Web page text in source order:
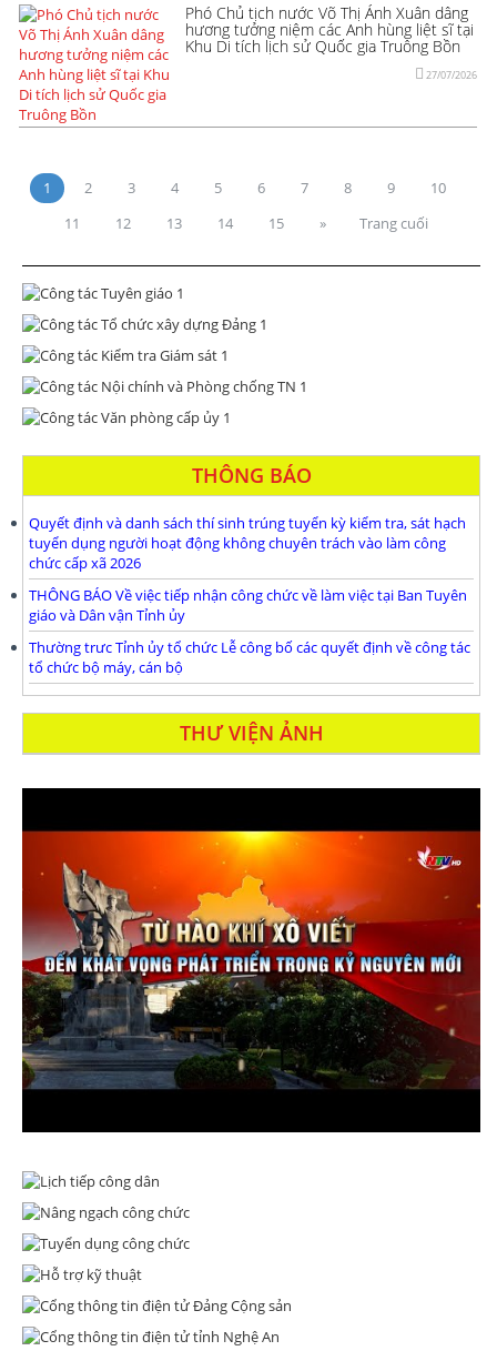
Phó Chủ tịch nước Võ Thị Ánh Xuân dâng
hương tưởng niệm các Anh hùng liệt sĩ tại
Khu Di tích lịch sử Quốc gia Truông Bồn
27/07/2026
1 2 3 4 5 6 7 8 9
10
11
12 13 14 15 » Trang cuối
THÔNG BÁO
Quyết định và danh sách thí sinh trúng tuyển kỳ kiểm tra, sát hạch
tuyển dụng người hoạt động không chuyên trách vào làm công
chức cấp xã 2026
THÔNG BÁO Về việc tiếp nhận công chức về làm việc tại Ban Tuyên
giáo và Dân vận Tỉnh ủy
Thường trưc Tỉnh ủy tổ chức Lễ công bố các quyết định về công tác
tổ chức bộ máy, cán bộ
THƯ VIỆN ẢNH